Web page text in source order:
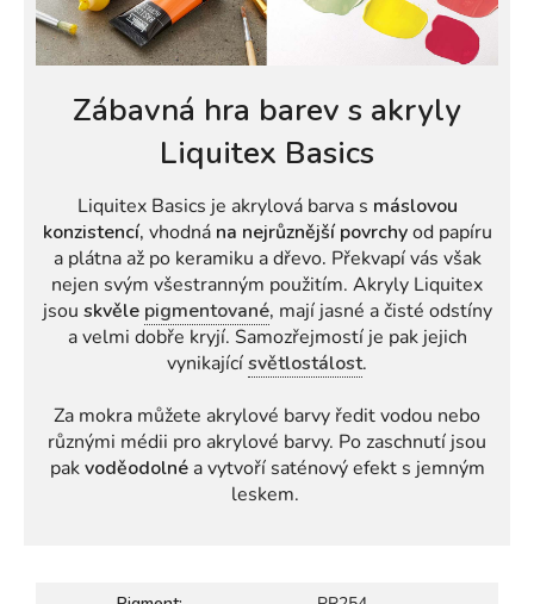
Zábavná hra barev s akryly
Liquitex Basics
Liquitex Basics je akrylová barva s máslovou
konzistencí, vhodná na nejrůznější povrchyod papíru
a plátna až po keramiku a dřevo. Překvapí vás však
nejen svým všestranným použitím. Akryly Liquitex
jsou skvěle pigmentované, mají jasné a čisté odstíny
a velmi dobře kryjí. Samozřejmostí je pak jejich
vynikajícísvětlostálost.
Za mokra můžete akrylové barvy ředit vodou nebo
různými médii pro akrylové barvy. Po zaschnutí jsou
pakvoděodolnéa vytvoří saténový efekt s jemným
leskem.